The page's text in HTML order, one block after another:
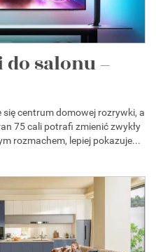
salonu –
centrum domowej rozrywki, a
75 cali potrafi zmienić zwykły
rozmachem, lepiej pokazuje...